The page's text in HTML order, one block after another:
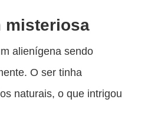
misteriosa
alienígena sendo
O ser tinha
naturais, o que intrigou